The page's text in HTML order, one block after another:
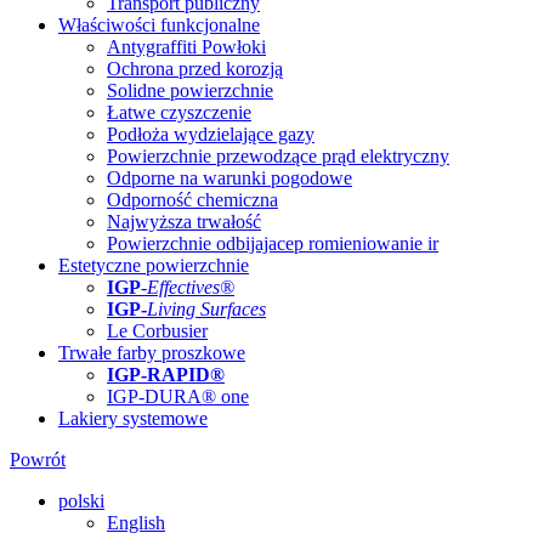
Właściwości funkcjonalne
Antygraffiti Powłoki
Ochrona przed korozją
Solidne powierzchnie
Łatwe czyszczenie
Podłoża wydzielające gazy
Powierzchnie przewodzące prąd elektryczny
Odporne na warunki pogodowe
Odporność chemiczna
Najwyższa trwałość
Powierzchnie odbijajacep romieniowanie ir
Estetyczne powierzchnie
IGP-Effectives®
IGP-Living Surfaces
Le Corbusier
Trwałe farby proszkowe
IGP-RAPID®
IGP-DURA® one
Lakiery systemowe
Powrót
polski
English